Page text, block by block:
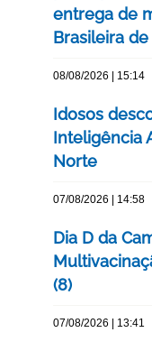
entrega de
Brasileira
08/08/2026 | 15:14
Idosos
Inteligência
Norte
07/08/2026 | 14:58
Dia D da
(8)
07/08/2026 | 13:41